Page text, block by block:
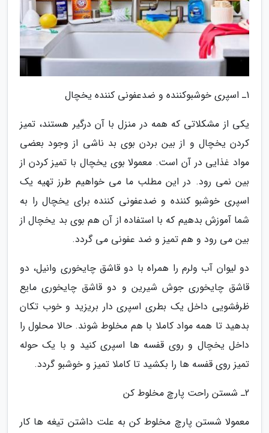
1ـ اسپری خوشبوکننده و ضدعفونی کننده یخچال
یکی از مشکلاتی که همه در منزل با آن درگیر هستند، تمیز
کردن یخچال و از بین بردن بوی بد ناشی از وجود بعضی
مواد غذایی در آن است. معمولا بوی یخچال با تمیز کردن از
بین نمی رود. در این مطلب ما می خواهیم طرز تهیه یک
اسپری خوشبو کننده و ضدعفونی کننده برای یخچال را به
شما آموزش بدهیم که با استفاده از آن هم بوی بد یخچال از
بین می رود و هم تمیز و ضد عفونی می گردد.
دو لیوان آب ولرم را همراه با دو قاشق چایخوری وانیل، دو
قاشق چایخوری جوش شیرین و دو قاشق چایخوری مایع
ظرفشویی داخل یک بطری اسپری دار بریزید و خوب تکان
بدهید تا همه مواد کاملا با هم مخلوط شوند. حالا محلول را
داخل یخچال و روی قفسه ها اسپری کنید و با یک حوله
تمیز روی قفسه ها را بکشید تا کاملا تمیز و خوشبو گردد.
2ـ شستن راحت پارچ مخلوط کن
معمولا شستن پارچ مخلوط کن به علت داشتن تیغه ها کار